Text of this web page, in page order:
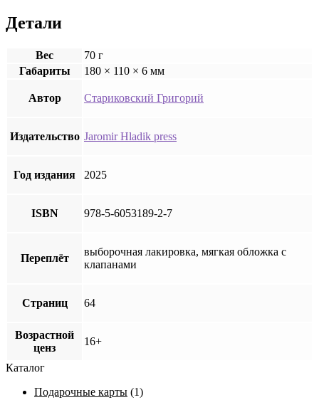
Детали
Вес
70 г
Габариты
180 × 110 × 6 мм
Автор Стариковский Григорий
Издательство Jaromir Hladik press
Год издания 2025
ISBN 978-5-6053189-2-7
Переплёт
выборочная лакировка, мягкая обложка с
клапанами
Страниц 64
Возрастной
ценз
16+
Каталог
Подарочные карты (1)